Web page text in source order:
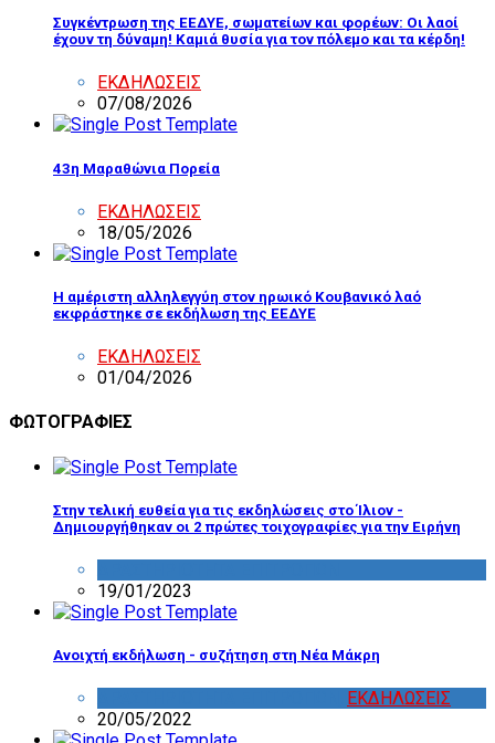
Συγκέντρωση της ΕΕΔΥΕ, σωματείων και φορέων: Οι λαοί
έχουν τη δύναμη! Καμιά θυσία για τον πόλεμο και τα κέρδη!
ΕΚΔΗΛΩΣΕΙΣ
07/08/2026
43η Μαραθώνια Πορεία
ΕΚΔΗΛΩΣΕΙΣ
18/05/2026
Η αμέριστη αλληλεγγύη στον ηρωικό Κουβανικό λαό
εκφράστηκε σε εκδήλωση της ΕΕΔΥΕ
ΕΚΔΗΛΩΣΕΙΣ
01/04/2026
ΦΩΤΟΓΡΑΦΙΕΣ
Στην τελική ευθεία για τις εκδηλώσεις στο Ίλιον -
Δημιουργήθηκαν οι 2 πρώτες τοιχογραφίες για την Ειρήνη
19/01/2023
Ανοιχτή εκδήλωση - συζήτηση στη Νέα Μάκρη
ΕΚΔΗΛΩΣΕΙΣ
20/05/2022